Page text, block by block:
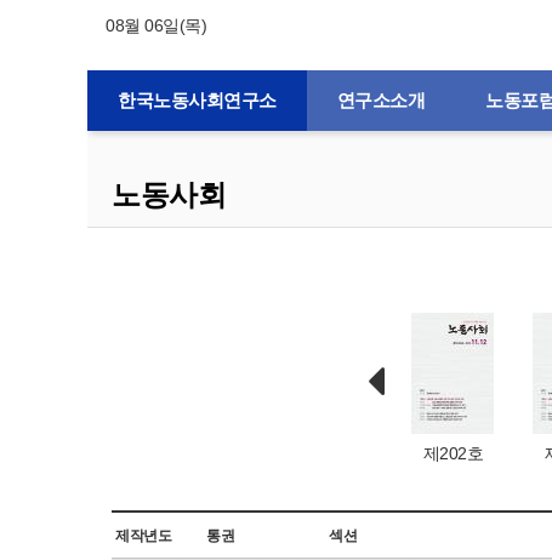
08월 06일(목)
한국노동사회연구소 연구소소개 노동포
노동사회
제202호
제작년도 통권 섹션